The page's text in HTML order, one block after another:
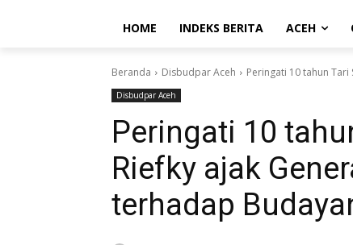
HOME INDEKS BERITA ACEH
Beranda Disbudpar Aceh Peringati 10 tahun Tari
Disbudpar Aceh
Peringati 10
Riefky ajak
terhadap